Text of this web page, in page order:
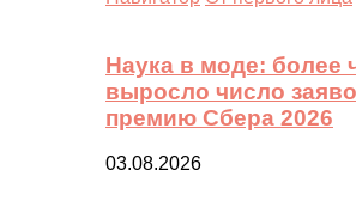
Наука в моде: более
выросло число
премию Сбера 2026
03.08.2026